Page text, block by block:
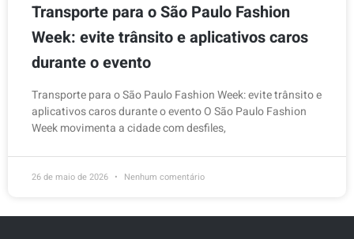
Transporte para o São Paulo Fashion
Week: evite trânsito e aplicativos caros
durante o evento
Transporte para o São Paulo Fashion Week: evite trânsito e
aplicativos caros durante o evento O São Paulo Fashion
Week movimenta a cidade com desfiles,
26 de maio de 2026 Nenhum comentário